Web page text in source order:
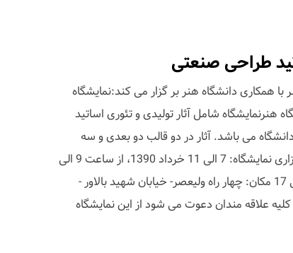
طراحی صنعتی
همکاری دانشگاه هنر بر گزار می کند:نمایشگاه
هنرنمایشگاه شامل آثار تولیدی و تئوری اساتید
می باشد. آثار در دو قالب دو بعدی و سه
بعدی به نمایش در خواهد آمد.تاریخ برگزاری نمایشگاه: 7 الی 11 خرداد 1390، از ساعت 9 الی
17افتتاحیه: شنبه 7/3/90ساعت 15 الی 17 مکان: چهار راه ولیعصر- خیابان شهید بالاور -
علاقه مندان دعوت می شود از این نمایشگاه